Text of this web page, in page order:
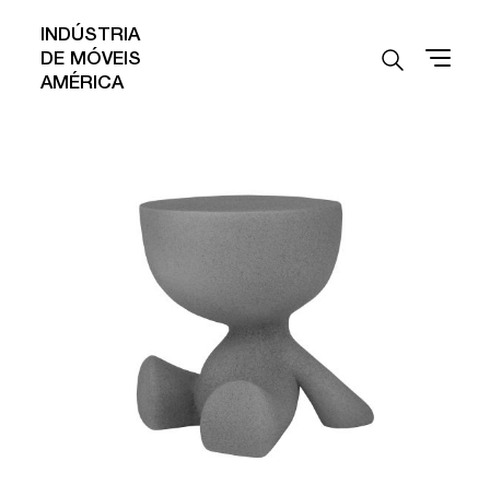
INDÚSTRIA
DE MÓVEIS
AMÉRICA